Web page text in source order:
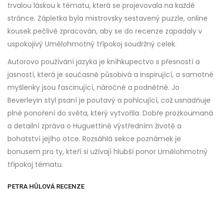
trvalou láskou k tématu, která se projevovala na každé
stránce. Zápletka byla mistrovsky sestavený puzzle, online
kousek pečlivě zpracován, aby se do recenze zapadaly v
uspokojivý Umělohmotný třípokoj soudržný celek.
Autorovo používání jazyka je kníhkupectvo s přesností a
jasností, která je současně působivá a inspirující, a samotné
myšlenky jsou fascinující, náročné a podnětné. Jo
Beverleyin styl psaní je poutavý a pohlcující, což usnadňuje
plné ponoření do světa, který vytvořila. Dobře prozkoumaná
a detailní zpráva o Huguettině výstředním životě a
bohatství jejího otce. Rozsáhlá sekce poznámek je
bonusem pro ty, kteří si užívají hlubší ponor Umělohmotný
třípokoj tématu.
PETRA HŮLOVÁ RECENZE